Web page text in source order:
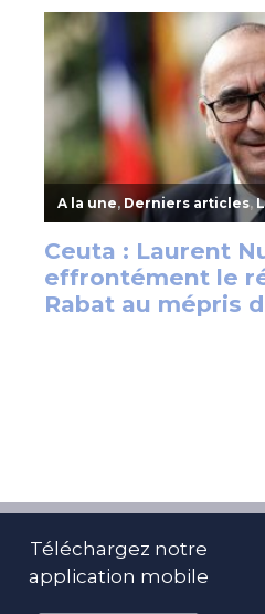
Téléchargez notre
application mobile